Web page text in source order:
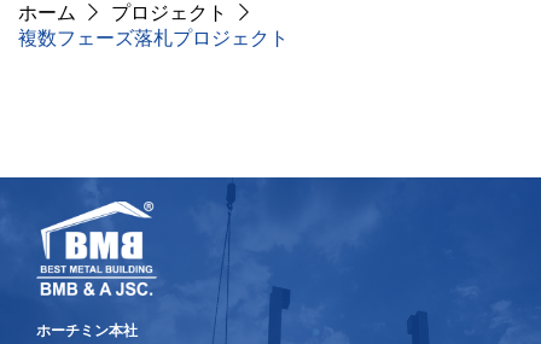
ホーム
プロジェクト
複数フェーズ落札プロジェクト
ホーチミン本社